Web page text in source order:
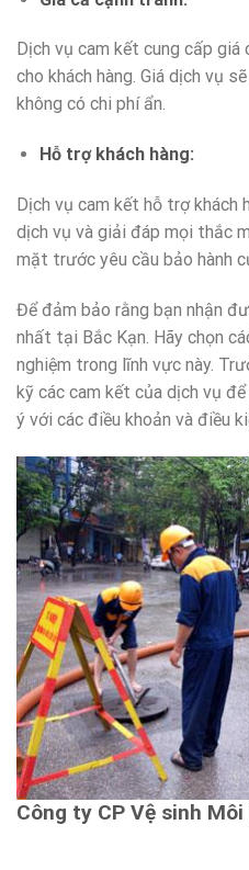
Dịch vụ cam kết cung cấp giá
cho khách hàng. Giá dịch vụ
không có chi phí ẩn.
Hỗ trợ khách hàng:
Dịch vụ cam kết hỗ trợ khách
dịch vụ và giải đáp mọi thắc
mặt trước yêu cầu bảo hành
Để đảm bảo rằng bạn nhận
nhất tại Bắc Kạn. Hãy chọn
nghiệm trong lĩnh vực này.
kỹ các cam kết của dịch vụ
ý với các điều khoản và điều
Công ty CP Vệ sinh